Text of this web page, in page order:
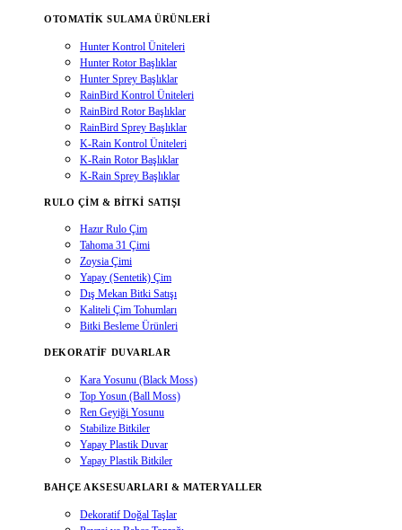
OTOMATIK SULAMA ÜRÜNLERI
Hunter Kontrol Üniteleri
Hunter Rotor Başlıklar
Hunter Sprey Başlıklar
RainBird Kontrol Üniteleri
RainBird Rotor Başlıklar
RainBird Sprey Başlıklar
K-Rain Kontrol Üniteleri
K-Rain Rotor Başlıklar
K-Rain Sprey Başlıklar
RULO ÇIM & BITKI SATIŞI
Hazır Rulo Çim
Tahoma 31 Çimi
Zoysia Çimi
Yapay (Sentetik) Çim
Dış Mekan Bitki Satışı
Kaliteli Çim Tohumları
Bitki Besleme Ürünleri
DEKORATIF DUVARLAR
Kara Yosunu (Black Moss)
Top Yosun (Ball Moss)
Ren Geyiği Yosunu
Stabilize Bitkiler
Yapay Plastik Duvar
Yapay Plastik Bitkiler
BAHÇE AKSESUARLARI & MATERYALLER
Dekoratif Doğal Taşlar